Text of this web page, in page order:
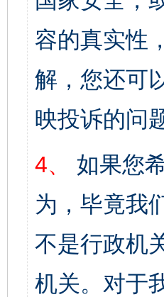
容的真实性
解，您还可
映投诉的问
4、
如果您
为，毕竟我
不是行政机
机关。对于